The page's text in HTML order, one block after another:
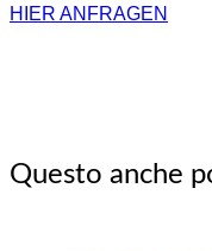
HIER ANFRAGEN
Questo anche